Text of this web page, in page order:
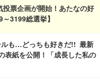
投票企画が開始！あたなの好
3199総選挙】
ルも…どっちも好きだ!! 最新
表紙を公開！「成長した私の